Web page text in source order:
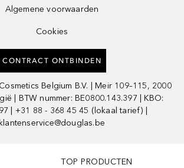
Algemene voorwaarden
Cookies
CONTRACT ONTBINDEN
Belgium B.V. | Meir 109–115, 2000
| BTW nummer: BE0800.143.397 | KBO:
| +31 88 - 368 45 45 (lokaal tarief) |
klantenservice@douglas.be
TOP PRODUCTEN